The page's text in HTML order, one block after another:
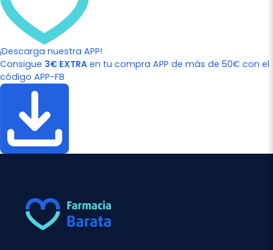
¡Descarga nuestra APP!
Consigue 3€ EXTRA en tu compra APP de más de 50€ con el
código APP-FB